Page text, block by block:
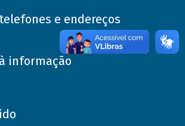
e endereços
informação